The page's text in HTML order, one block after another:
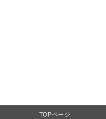
TOPページ